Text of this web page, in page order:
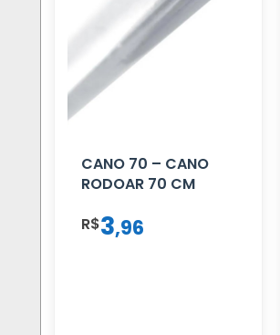
CANO 70 – CANO
RODOAR 70 CM
R$3,96